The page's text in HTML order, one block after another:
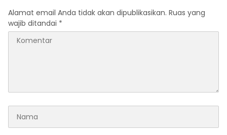
Alamat email Anda tidak akan dipublikasikan. Ruas yang
wajib ditandai *